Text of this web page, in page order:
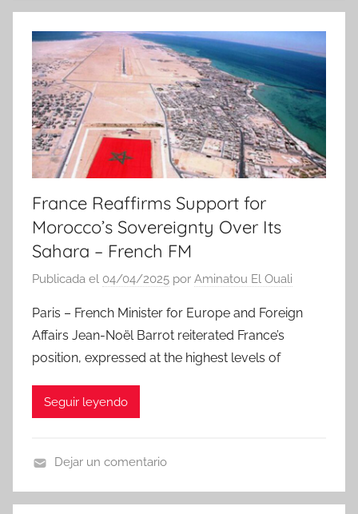
o
t
c
i
a
s
France Reaffirms Support for
Morocco’s Sovereignty Over Its
Sahara – French FM
Publicada el 04/04/2025 por Aminatou El Ouali
Paris – French Minister for Europe and Foreign
Affairs Jean-Noël Barrot reiterated France’s
position, expressed at the highest levels of
Seguir leyendo
o
Dejar un comentario